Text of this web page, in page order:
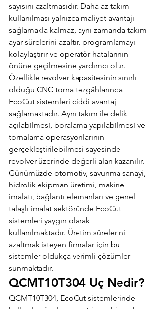
sayısını azaltmasıdır. Daha az takım
kullanılması yalnızca maliyet avantajı
sağlamakla kalmaz, aynı zamanda takım
ayar sürelerini azaltır, programlamayı
kolaylaştırır ve operatör hatalarının
önüne geçilmesine yardımcı olur.
Özellikle revolver kapasitesinin sınırlı
olduğu CNC torna tezgâhlarında
EcoCut sistemleri ciddi avantaj
sağlamaktadır. Aynı takım ile delik
açılabilmesi, boralama yapılabilmesi ve
tornalama operasyonlarının
gerçekleştirilebilmesi sayesinde
revolver üzerinde değerli alan kazanılır.
Günümüzde otomotiv, savunma sanayi,
hidrolik ekipman üretimi, makine
imalatı, bağlantı elemanları ve genel
talaşlı imalat sektöründe EcoCut
sistemleri yaygın olarak
kullanılmaktadır. Üretim sürelerini
azaltmak isteyen firmalar için bu
sistemler oldukça verimli çözümler
sunmaktadır.
QCMT10T304 Uç Nedir?
QCMT10T304, EcoCut sistemlerinde